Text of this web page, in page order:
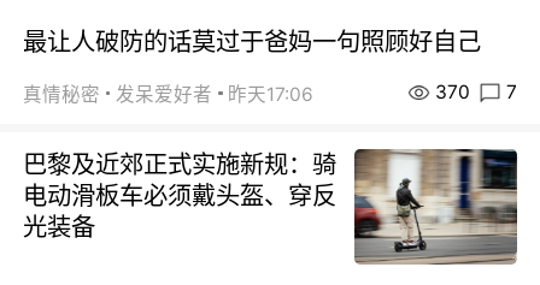
最让人破防的话莫过于爸妈一句照顾好自己
真情秘密 发呆爱好者 昨天17:06 370 7
巴黎及近郊正式实施新规：骑
电动滑板车必须戴头盔、穿反
光装备